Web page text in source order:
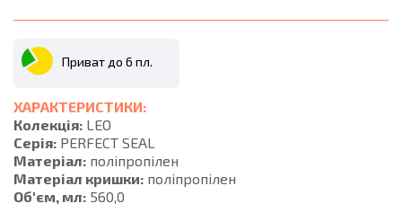
Приват до 6 пл.
ХАРАКТЕРИСТИКИ:
Колекція: LEO
Серія: PERFECT SEAL
Матеріал: поліпропілен
Матеріал кришки: поліпропілен
Об'єм, мл: 560,0